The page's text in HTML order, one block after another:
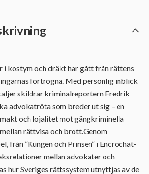
i kostym och dräkt har gått från rättens
förtrogna. Med personlig inblick
skildrar kriminalreportern Fredrik
advokatröta som breder ut sig – en
och lojalitet mot gängkriminella
rättvisa och brott.Genom
från ”Kungen och Prinsen” i Encrochat-
mellan advokater och
hur Sveriges rättssystem utnyttjas av de